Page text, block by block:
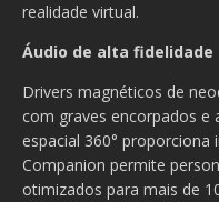
realidade virtual.
Áudio de alta fidelidade
Drivers magnéticos de
com graves encorpados e
espacial 360°
Companion permite
otimizados para mais de